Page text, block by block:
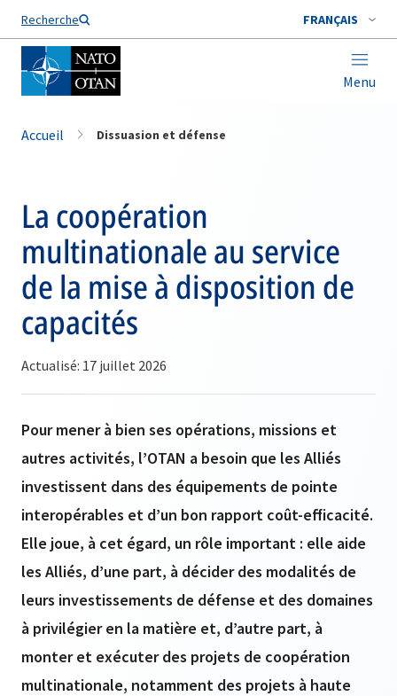
Recherche FRANÇAIS
Menu
Nom de famille*
Accueil Dissuasion et défense
La coopération
multinationale au service
de la mise à disposition de
capacités
Actualisé: 17 juillet 2026
Pour mener à bien ses opérations, missions et
autres activités, l’OTAN a besoin que les Alliés
investissent dans des équipements de pointe
interopérables et d’un bon rapport coût-efficacité.
Elle joue, à cet égard, un rôle important : elle aide
les Alliés, d’une part, à décider des modalités de
leurs investissements de défense et des domaines
à privilégier en la matière et, d’autre part, à
monter et exécuter des projets de coopération
multinationale, notamment des projets à haute